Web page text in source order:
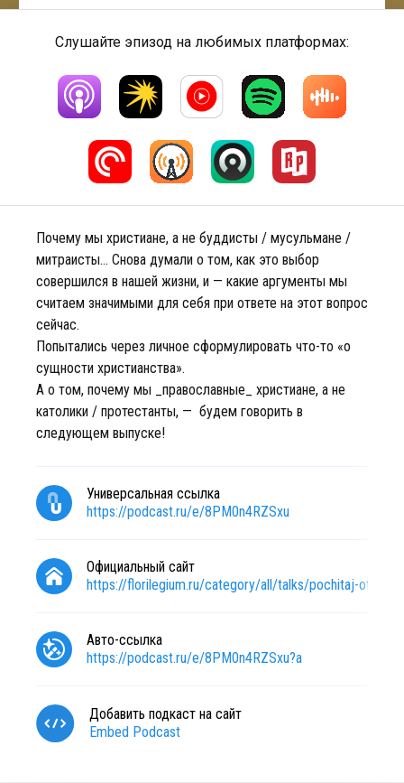
Слушайте эпизод на любимых платформах:
Почему мы христиане, а не буддисты / мусульмане /
митраисты… Снова думали о том, как это выбор
совершился в нашей жизни, и — какие аргументы мы
считаем значимыми для себя при ответе на этот вопрос
сейчас.
Попытались через личное сформулировать что-то «о
сущности христианства».
А о том, почему мы _православные_ христиане, а не
католики / протестанты, — будем говорить в
следующем выпуске!
Универсальная ссылка
https://podcast.ru/e/8PM0n4RZSxu
Официальный сайт
https://florilegium.ru/category/all/talks/pochitaj-otcza/
Авто-ссылка
https://podcast.ru/e/8PM0n4RZSxu?a
Добавить подкаст на сайт
Embed Podcast